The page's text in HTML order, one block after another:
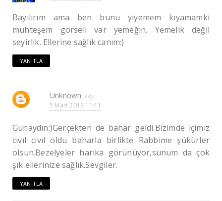
Bayılırım ama ben bunu yiyemem kıyamamki
muhteşem görseli var yemeğin. Yemelik değil
seyirlik. Ellerine sağlık canım:)
YANITLA
Unknown
5 Mart 2013 11:11
Günaydın:)Gerçekten de bahar geldi.Bizimde içimiz
cıvıl cıvıl oldu baharla birlikte Rabbime şükürler
olsun.Bezelyeler harika görünüyor,sunum da çok
şık ellerinize sağlık.Sevgiler.
YANITLA